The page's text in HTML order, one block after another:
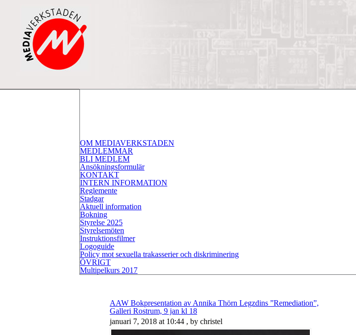
OM MEDIAVERKSTADEN
MEDLEMMAR
BLI MEDLEM
Ansökningsformulär
KONTAKT
INTERN INFORMATION
Reglemente
Stadgar
Aktuell information
Bokning
Styrelse 2025
Styrelsemöten
Instruktionsfilmer
Logoguide
Policy mot sexuella trakasserier och diskriminering
ÖVRIGT
Multipelkurs 2017
AAW Bokpresentation av Annika Thörn Legzdins ”Remediation”,
Galleri Rostrum, 9 jan kl 18
januari 7, 2018 at 10:44 , by christel